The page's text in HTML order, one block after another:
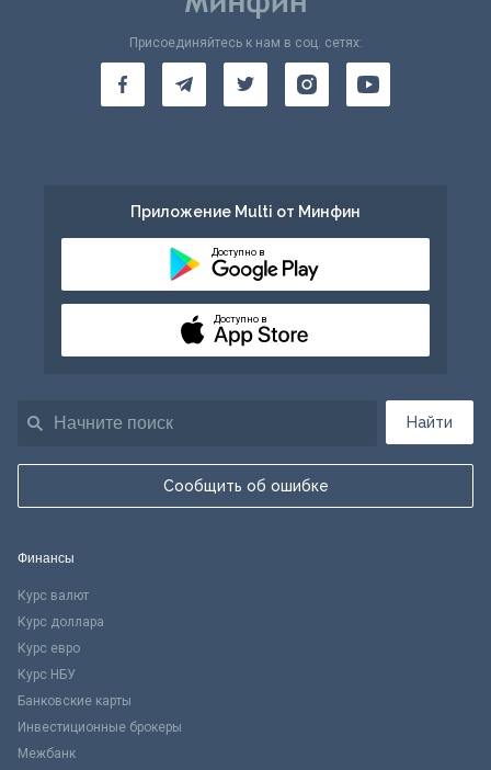
Найти
Сообщить об ошибке
Присоединяйтесь к нам в соц. сетях:
Приложение Multi от Минфин
Доступно в
Доступно в
Финансы
Курс валют
Курс доллара
Курс евро
Курс НБУ
Банковские карты
Инвестиционные брокеры
Межбанк